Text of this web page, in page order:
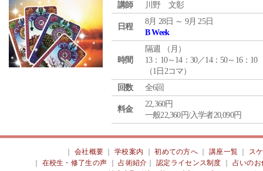
講師 川野 文彰
日程
8月 28日 ～ 9月 25日
B Week
時間
隔週 （ 月 ）
13：10～14：30／14：50～16：10
（1日2コマ）
回数
全6回
料金
22,360円
一般22,360円/入学者20,090円
会社概要 ｜学校案内 ｜初めての方へ 講座一覧
ス
在校生・修了生の声 ｜占術紹介 ｜認定ライセンス制度
占いのお